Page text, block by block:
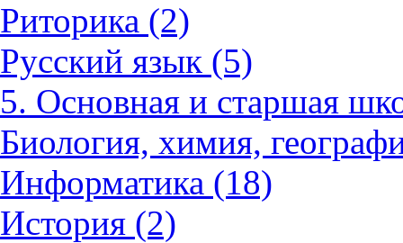
Риторика (2)
Русский язык (5)
5. Основная и старшая
Биология, химия,
Информатика (18)
История (2)